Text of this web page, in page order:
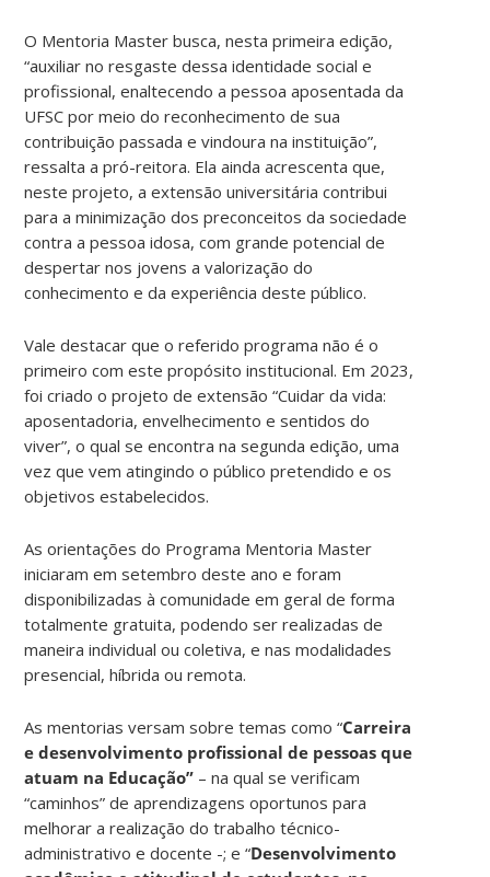
O Mentoria Master busca, nesta primeira edição,
“auxiliar no resgaste dessa identidade social e
profissional, enaltecendo a pessoa aposentada da
UFSC por meio do reconhecimento de sua
contribuição passada e vindoura na instituição”,
ressalta a pró-reitora. Ela ainda acrescenta que,
neste projeto, a extensão universitária contribui
para a minimização dos preconceitos da sociedade
contra a pessoa idosa, com grande potencial de
despertar nos jovens a valorização do
conhecimento e da experiência deste público.
Vale destacar que o referido programa não é o
primeiro com este propósito institucional. Em 2023,
foi criado o projeto de extensão “Cuidar da vida:
aposentadoria, envelhecimento e sentidos do
viver”, o qual se encontra na segunda edição, uma
vez que vem atingindo o público pretendido e os
objetivos estabelecidos.
As orientações do Programa Mentoria Master
iniciaram em setembro deste ano e foram
disponibilizadas à comunidade em geral de forma
totalmente gratuita, podendo ser realizadas de
maneira individual ou coletiva, e nas modalidades
presencial, híbrida ou remota.
As mentorias versam sobre temas como “Carreira
e desenvolvimento profissional de pessoas que
atuam na Educação” – na qual se verificam
“caminhos” de aprendizagens oportunos para
melhorar a realização do trabalho técnico-
administrativo e docente -; e “Desenvolvimento